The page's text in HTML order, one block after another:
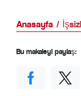
Anasayfa
Bu makaleyi paylaş: